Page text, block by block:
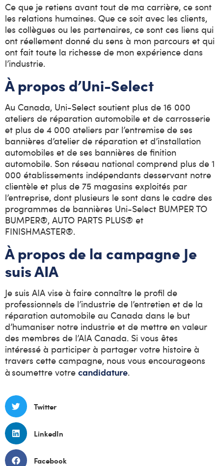
Ce que je retiens avant tout de ma carrière, ce sont
les relations humaines. Que ce soit avec les clients,
les collègues ou les partenaires, ce sont ces liens qui
ont réellement donné du sens à mon parcours et qui
ont fait toute la richesse de mon expérience dans
l’industrie.
À propos d’Uni-Select
Au Canada, Uni-Select soutient plus de 16 000
ateliers de réparation automobile et de carrosserie
et plus de 4 000 ateliers par l’entremise de ses
bannières d’atelier de réparation et d’installation
automobiles et de ses bannières de finition
automobile. Son réseau national comprend plus de 1
000 établissements indépendants desservant notre
clientèle et plus de 75 magasins exploités par
l’entreprise, dont plusieurs le sont dans le cadre des
programmes de bannières Uni-Select BUMPER TO
BUMPER®, AUTO PARTS PLUS® et
FINISHMASTER®.
À propos de la campagne Je
suis AIA
Je suis AIA vise à faire connaître le profil de
professionnels de l’industrie de l’entretien et de la
réparation automobile au Canada dans le but
d’humaniser notre industrie et de mettre en valeur
des membres de l’AIA Canada. Si vous êtes
intéressé à participer à partager votre histoire à
travers cette campagne, nous vous encourageons
à soumettre votre candidature.
Twitter
LinkedIn
Facebook